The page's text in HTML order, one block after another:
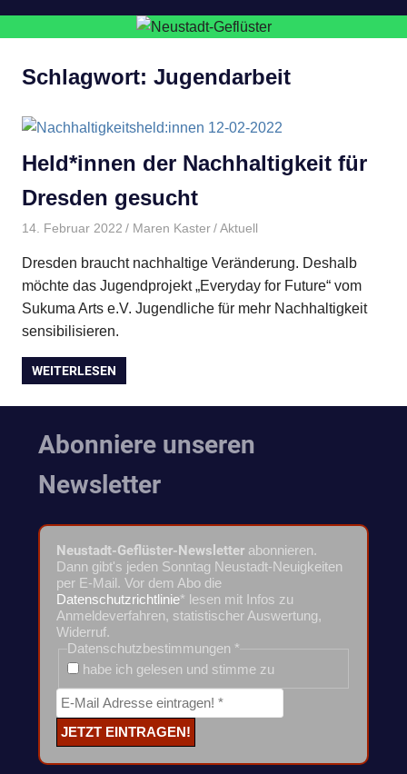
Schlagwort: Jugendarbeit
Held*innen der Nachhaltigkeit für
Dresden gesucht
14. Februar 2022 Maren Kaster Aktuell
Dresden braucht nachhaltige Veränderung. Deshalb
möchte das Jugendprojekt „Everyday for Future“ vom
Sukuma Arts e.V. Jugendliche für mehr Nachhaltigkeit
sensibilisieren.
WEITERLESEN
Abonniere unseren
Newsletter
Neustadt-Geflüster-Newsletter abonnieren.
Dann gibt's jeden Sonntag Neustadt-Neuigkeiten
per E-Mail. Vor dem Abo die
Datenschutzrichtlinie* lesen mit Infos zu
Anmeldeverfahren, statistischer Auswertung,
Widerruf.
Datenschutzbestimmungen *
habe ich gelesen und stimme zu